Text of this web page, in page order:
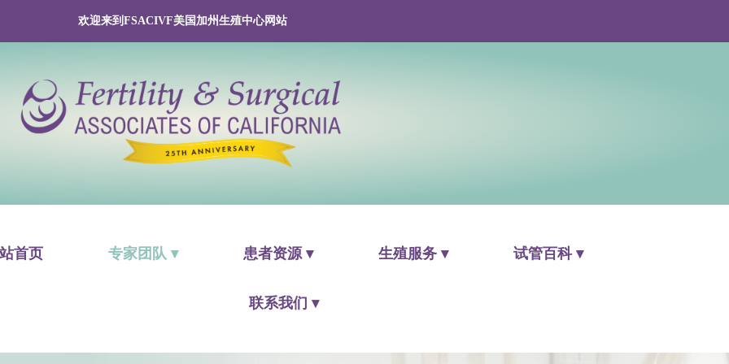
欢迎来到FSACIVF美国加州生殖中心网站
首页 专家团队 ▾ 患者资源 ▾ 生殖服务 ▾ 试管百科 ▾
联系我们 ▾